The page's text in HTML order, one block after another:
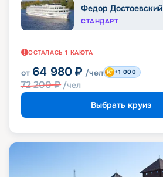
Федор Достоевский
СТАНДАРТ
ОСТАЛАСЬ 1 КАЮТА
от 64 980 ₽ /чел
72 200₽ /чел
+1 000
Выбрать круиз